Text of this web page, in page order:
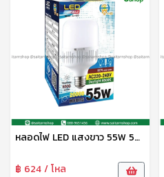
หลอดไฟ LED แสงขาว 55W 5500lm G-1127 HG
฿ 624 / โหล